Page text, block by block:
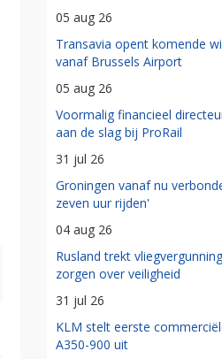
05 aug 26
Transavia opent komende
vanaf Brussels Airport
05 aug 26
Voormalig financieel
aan de slag bij ProRail
31 jul 26
Groningen vanaf nu
zeven uur rijden'
04 aug 26
Rusland trekt
zorgen over veiligheid
31 jul 26
KLM stelt eerste
A350-900 uit